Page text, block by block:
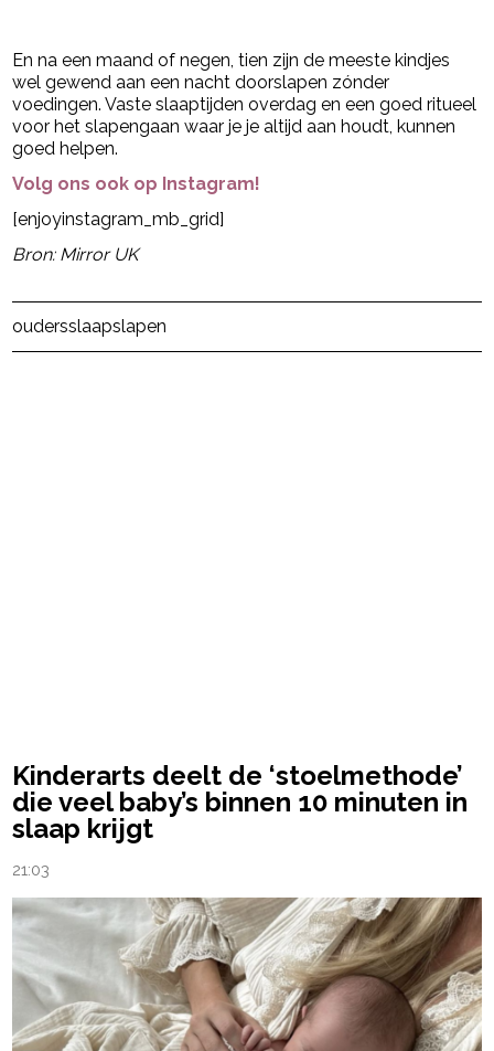
En na een maand of negen, tien zijn de meeste kindjes
wel gewend aan een nacht doorslapen zónder
voedingen. Vaste slaaptijden overdag en een goed ritueel
voor het slapengaan waar je je altijd aan houdt, kunnen
goed helpen.
Volg ons ook op Instagram!
[enjoyinstagram_mb_grid]
Bron: Mirror UK
oudersslaapslapen
Kinderarts deelt de ‘stoelmethode’
die veel baby’s binnen 10 minuten in
slaap krijgt
21:03